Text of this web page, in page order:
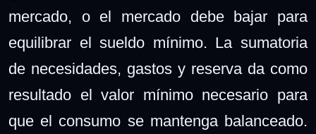
mercado, o el mercado debe bajar para
equilibrar el sueldo mínimo. La sumatoria
de necesidades, gastos y reserva da como
resultado el valor mínimo necesario para
que el consumo se mantenga balanceado.